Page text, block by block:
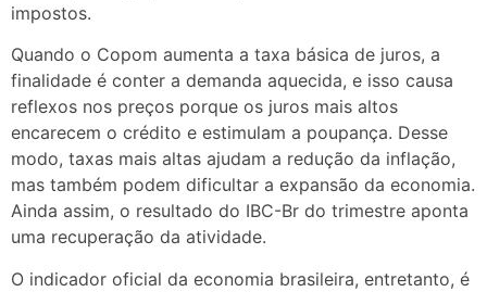
impostos.
Quando o Copom aumenta a taxa básica de juros, a
finalidade é conter a demanda aquecida, e isso causa
reflexos nos preços porque os juros mais altos
encarecem o crédito e estimulam a poupança. Desse
modo, taxas mais altas ajudam a redução da inflação,
mas também podem dificultar a expansão da economia.
Ainda assim, o resultado do IBC-Br do trimestre aponta
uma recuperação da atividade.
O indicador oficial da economia brasileira, entretanto, é